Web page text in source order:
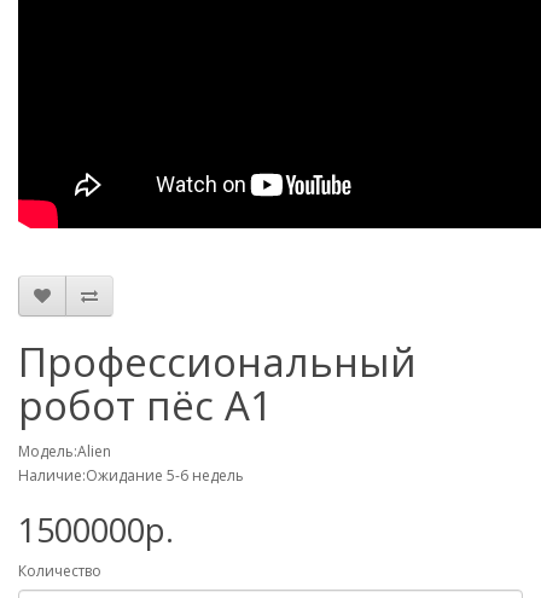
Профессиональный
робот пёс A1
Модель:Alien
Наличие:Ожидание 5-6 недель
1500000р.
Количество